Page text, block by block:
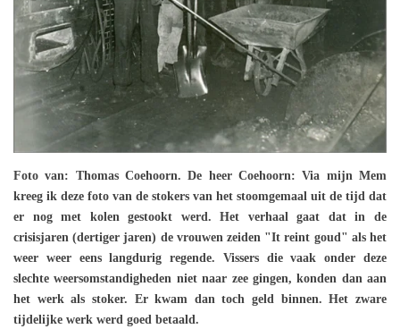
Foto van: Thomas Coehoorn. De heer Coehoorn: Via mijn Mem
kreeg ik deze foto van de stokers van het stoomgemaal uit de tijd dat
er nog met kolen gestookt werd.Het verhaal gaat dat in de
crisisjaren (dertiger jaren) de vrouwen zeiden "It reint goud" als het
weer weer eens langdurig regende. Vissers die vaak onder deze
slechte weersomstandigheden niet naar zee gingen, konden dan aan
het werk als stoker. Er kwam dan toch geld binnen. Het zware
tijdelijke werk werd goed betaald.